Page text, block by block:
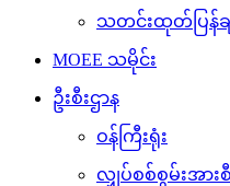
သတင်းထုတ်ပြန်
MOEE သမိုင်း
ဦးစီးဌာန
ဝန်ကြီးရုံး
လျှပ်စစ်စွမ်းအားစီ